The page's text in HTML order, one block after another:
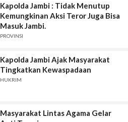
Kapolda Jambi : Tidak Menutup
Kemungkinan Aksi Teror Juga Bisa
Masuk Jambi.
PROVINSI
Kapolda Jambi Ajak Masyarakat
Tingkatkan Kewaspadaan
HUKRIM
Masyarakat Lintas Agama Gelar